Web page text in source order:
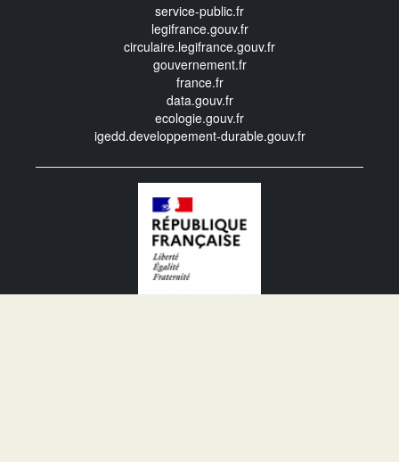
service-public.fr
legifrance.gouv.fr
circulaire.legifrance.gouv.fr
gouvernement.fr
france.fr
data.gouv.fr
ecologie.gouv.fr
igedd.developpement-durable.gouv.fr